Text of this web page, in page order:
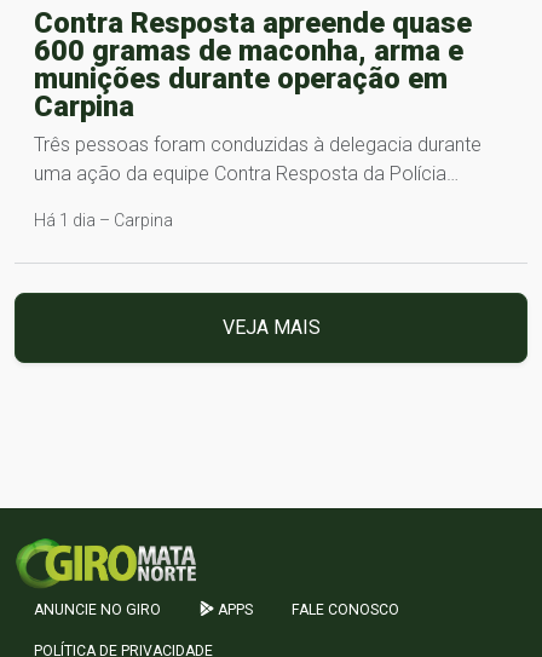
Contra Resposta apreende quase
600 gramas de maconha, arma e
munições durante operação em
Carpina
Três pessoas foram conduzidas à delegacia durante
uma ação da equipe Contra Resposta da Polícia…
Há 1 dia – Carpina
VEJA MAIS
ANUNCIE NO GIRO APPS FALE CONOSCO
POLÍTICA DE PRIVACIDADE